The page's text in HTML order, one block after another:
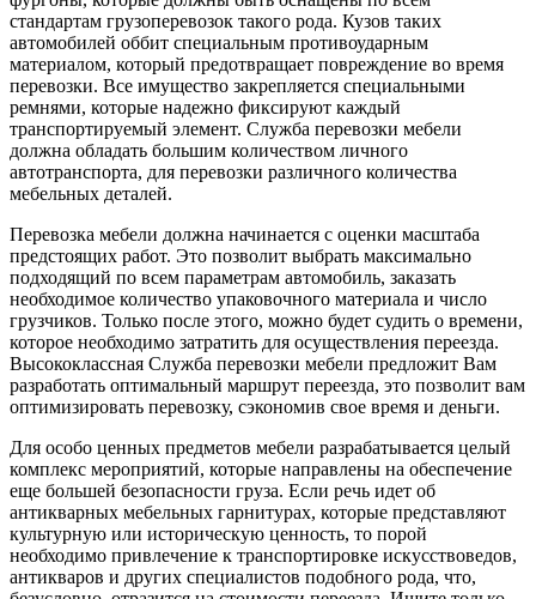
стандартам грузоперевозок такого рода. Кузов таких
автомобилей оббит специальным противоударным
материалом, который предотвращает повреждение во время
перевозки. Все имущество закрепляется специальными
ремнями, которые надежно фиксируют каждый
транспортируемый элемент. Служба перевозки мебели
должна обладать большим количеством личного
автотранспорта, для перевозки различного количества
мебельных деталей.
Перевозка мебели должна начинается с оценки масштаба
предстоящих работ. Это позволит выбрать максимально
подходящий по всем параметрам автомобиль, заказать
необходимое количество упаковочного материала и число
грузчиков. Только после этого, можно будет судить о времени,
которое необходимо затратить для осуществления переезда.
Высококлассная Служба перевозки мебели предложит Вам
разработать оптимальный маршрут переезда, это позволит вам
оптимизировать перевозку, сэкономив свое время и деньги.
Для особо ценных предметов мебели разрабатывается целый
комплекс мероприятий, которые направлены на обеспечение
еще большей безопасности груза. Если речь идет об
антикварных мебельных гарнитурах, которые представляют
культурную или историческую ценность, то порой
необходимо привлечение к транспортировке искусствоведов,
антикваров и других специалистов подобного рода, что,